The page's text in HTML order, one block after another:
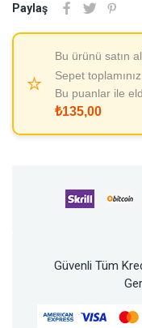
Paylaş
⭐
Bu ürünü satın
Sepet
Bu puanlar ile
₺135,00
Güvenli Tüm